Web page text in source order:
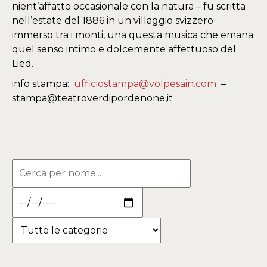
nient’affatto occasionale con la natura – fu scritta
nell’estate del 1886 in un villaggio svizzero
immerso tra i monti, una questa musica che emana
quel senso intimo e dolcemente affettuoso del
Lied.
info stampa: ufficiostampa@volpesain.com –
stampa@teatroverdipordenone,it